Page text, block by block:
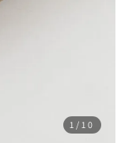
1 /10